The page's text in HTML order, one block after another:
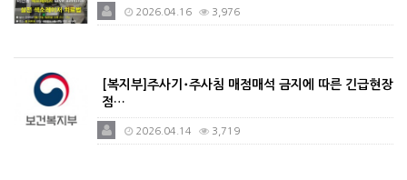
2026.04.16 3,976
[복지부]주사기･주사침 매점매석 금지에 따른 긴급현장
점…
2026.04.14 3,719